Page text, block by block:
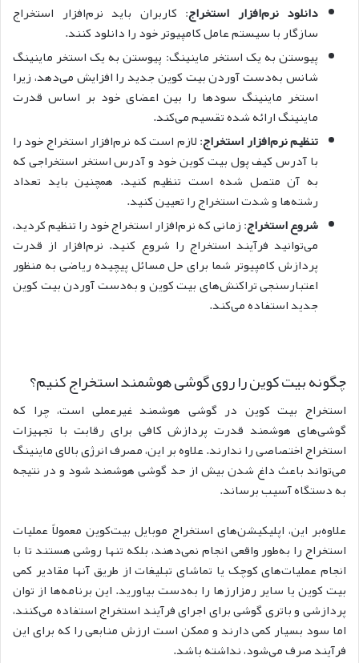
دانلود نرم‌افزار استخراج: کاربران باید نرم‌افزار استخراج
سازگار با سیستم عامل کامپیوتر خود را دانلود کنند.
پیوستن به یک استخر ماینینگ: پیوستن به یک استخر ماینینگ
شانس به‌دست آوردن بیت کوین جدید را افزایش می‌دهد، زیرا
استخر ماینینگ سودها را بین اعضای خود بر اساس قدرت
ماینینگارائه شده تقسیم می‌کند.
تنظیم نرم‌افزار استخراج: لازم است که نرم‌افزار استخراج خود را
با آدرس کیف پول بیت کوین خود و آدرس استخر استخراجی که
به آن متصل شده است تنظیم کنید. همچنین باید تعداد
رشته‌ها و شدت استخراج را تعیین کنید.
شروع استخراج: زمانی که نرم‌افزار استخراج خود را تنظیم کردید،
می‌توانید فرآیند استخراج را شروع کنید. نرم‌افزار از قدرت
پردازش کامپیوتر شما برای حل مسائل پیچیده ریاضی به منظور
اعتبارسنجی تراکنش‌های بیت کوین و به‌دست آوردن بیت کوین
جدید استفاده می‌کند.
چگونه بیت کوین را روی گوشی هوشمند استخراج کنیم؟
استخراج بیت کوین در گوشی هوشمند غیرعملی است، چرا که
گوشی‌های هوشمند قدرت پردازش کافی برای رقابت با تجهیزات
استخراج اختصاصی را ندارند. علاوه بر این، مصرف انرژی بالای ماینینگ
می‌تواند باعث داغ شدن بیش از حد گوشی هوشمند شود و در نتیجه
به دستگاه آسیب برساند.
علاوه‌بر این، اپلیکیشن‌های استخراج موبایل بیت‌کوین معمولاً عملیات
استخراج را به‌طور واقعی انجام نمی‌دهند، بلکه تنها روشی هستند تا با
انجام عملیات‌های کوچک یا تماشای تبلیغات از طریق آنها مقادیر کمی
بیت کوین یا سایر رمزارزها را به‌دست بیاورید. این برنامه‌ها از توان
پردازشی و باتری گوشی برای اجرای فرآیند استخراج استفاده می‌کنند،
اما سود بسیار کمی دارند و ممکن است ارزش منابعی را که برای این
فرآیند صرف می‌شود، نداشته باشد.